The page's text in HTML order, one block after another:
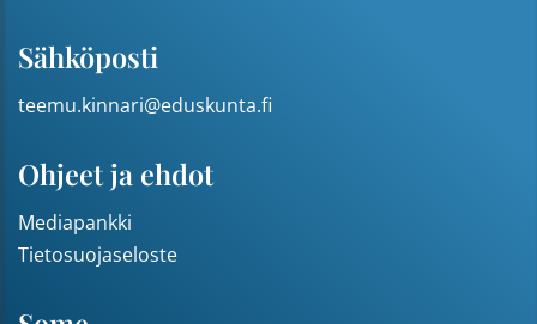
Sähköposti
teemu.kinnari@eduskunta.fi
Ohjeet ja ehdot
Mediapankki
Tietosuojaseloste